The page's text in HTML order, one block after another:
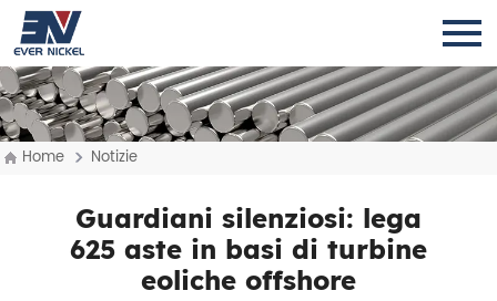
Home Notizie
Guardiani silenziosi: lega
625 aste in basi di turbine
eoliche offshore